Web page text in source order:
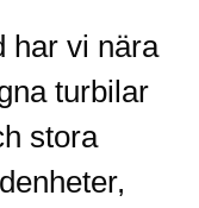
har vi nära
turbilar
stora